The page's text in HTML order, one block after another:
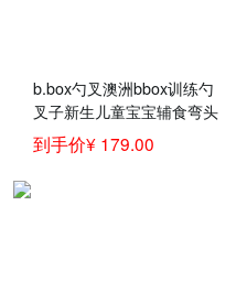
b.box勺叉澳洲bbox训练勺
叉子新生儿童宝宝辅食弯头
汤饭叉勺餐具套装 勺叉+吸
管碗+餐盘-黄灰色 官方认
到手价¥ 179.00